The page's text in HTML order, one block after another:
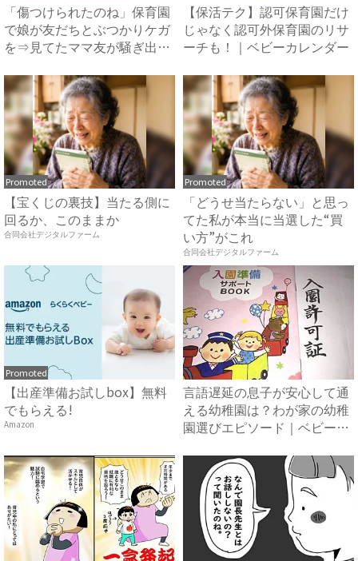
「傷つけられたのね」保育園
で娘が友だちとぶつかりケガ
を⇒見てたママ友が騒ぎ出し
【保活テク】認可保育園だけ
じゃなく認可外保育園のリサ
ーチも！｜ベビーカレンダー
Promoted
【宝くじの裏技】当たる側に
回るか、このままか
合同会社デジタルファーム
Promoted
「どうせ当たらない」と思っ
てた私が本当に当選した“買
い方”がこれ
合同会社デジタルファーム
Promoted
【出産準備お試しbox】無料
でもらえる!
Amazon
言語遅延の息子が安心して通
える幼稚園は？わが家の幼稚
園選びエピソード｜ベビーカ